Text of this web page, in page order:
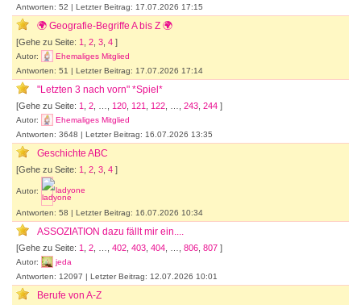
Antworten: 52 | Letzter Beitrag: 17.07.2026 17:15
🌍 Geografie-Begriffe A bis Z 🌍
[Gehe zu Seite: 1 2 3 4 ]
Autor:
Ehemaliges Mitglied
Antworten: 51 | Letzter Beitrag: 17.07.2026 17:14
"Letzten 3 nach vorn" *Spiel*
[Gehe zu Seite: 1 2 120 121 122 243 244 ]
Autor:
Ehemaliges Mitglied
Antworten: 3648 | Letzter Beitrag: 16.07.2026 13:35
Geschichte ABC
[Gehe zu Seite: 1 2 3 4 ]
Autor: ladyone
Antworten: 58 | Letzter Beitrag: 16.07.2026 10:34
ASSOZIATION dazu fällt mir ein....
[Gehe zu Seite: 1 2 402 403 404 806 807 ]
Autor:
jeda
Antworten: 12097 | Letzter Beitrag: 12.07.2026 10:01
Berufe von A-Z